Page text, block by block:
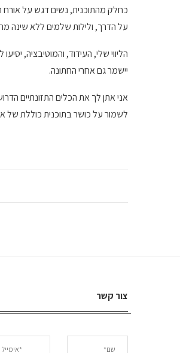
כחלק מהתוכנית, נשים דגש על אורח
על הדרך, ולילות שלמים ללא שינה
הליווי שלי, העידוד, והמוטיבציה,
יישמר גם אחרי החתונה.
אני אתן לך את הכלים התזונתיים
לשמור על כושר בתוכנית כוללת של
צור קשר